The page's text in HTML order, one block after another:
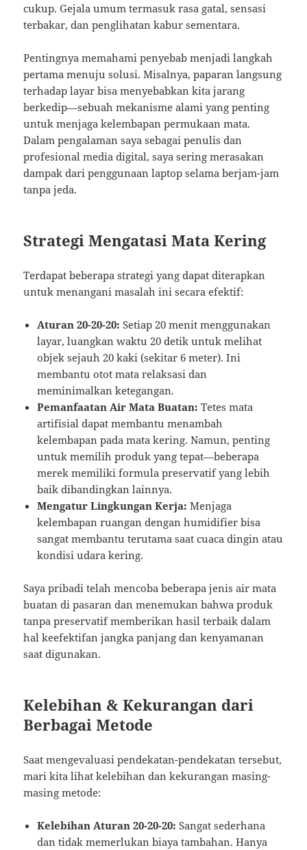
cukup. Gejala umum termasuk rasa gatal, sensasi
terbakar, dan penglihatan kabur sementara.
Pentingnya memahami penyebab menjadi langkah
pertama menuju solusi. Misalnya, paparan langsung
terhadap layar bisa menyebabkan kita jarang
berkedip—sebuah mekanisme alami yang penting
untuk menjaga kelembapan permukaan mata.
Dalam pengalaman saya sebagai penulis dan
profesional media digital, saya sering merasakan
dampak dari penggunaan laptop selama berjam-jam
tanpa jeda.
Strategi Mengatasi Mata Kering
Terdapat beberapa strategi yang dapat diterapkan
untuk menangani masalah ini secara efektif:
Aturan 20-20-20: Setiap 20 menit menggunakan
layar, luangkan waktu 20 detik untuk melihat
objek sejauh 20 kaki (sekitar 6 meter). Ini
membantu otot mata relaksasi dan
meminimalkan ketegangan.
Pemanfaatan Air Mata Buatan: Tetes mata
artifisial dapat membantu menambah
kelembapan pada mata kering. Namun, penting
untuk memilih produk yang tepat—beberapa
merek memiliki formula preservatif yang lebih
baik dibandingkan lainnya.
Mengatur Lingkungan Kerja: Menjaga
kelembapan ruangan dengan humidifier bisa
sangat membantu terutama saat cuaca dingin atau
kondisi udara kering.
Saya pribadi telah mencoba beberapa jenis air mata
buatan di pasaran dan menemukan bahwa produk
tanpa preservatif memberikan hasil terbaik dalam
hal keefektifan jangka panjang dan kenyamanan
saat digunakan.
Kelebihan & Kekurangan dari
Berbagai Metode
Saat mengevaluasi pendekatan-pendekatan tersebut,
mari kita lihat kelebihan dan kekurangan masing-
masing metode:
Kelebihan Aturan 20-20-20: Sangat sederhana
dan tidak memerlukan biaya tambahan. Hanya